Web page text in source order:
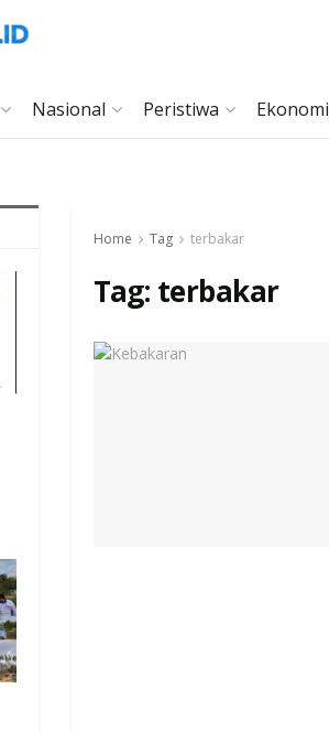
Nasional Peristiwa Ekonomi
Home Tag terbakar
Tag: terbakar